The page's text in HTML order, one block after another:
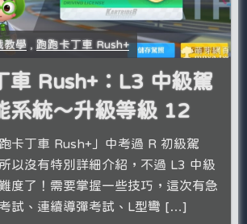
教學 , 跑跑卡丁車 Rush+
車 Rush+：L3 中級駕
系統～升級等級 12
卡丁車 Rush+」中考過 R 初級駕
以沒有特別詳細介紹，不過 L3 中級
度了！需要掌握一些技巧，這次有急
試、連續導彈考試、L型彎 […]